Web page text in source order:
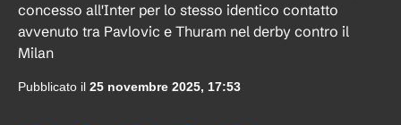
concesso all'Inter per lo stesso identico contatto
avvenuto tra Pavlovic e Thuram nel derby contro il
Milan
Pubblicato il 25 novembre 2025, 17:53